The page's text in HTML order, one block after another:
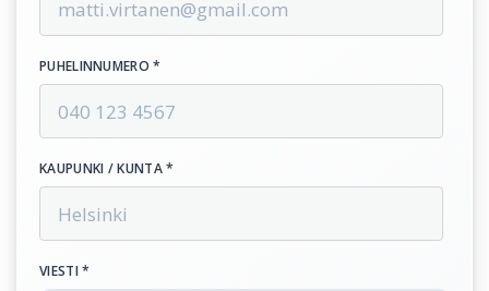
PUHELINNUMERO *
KAUPUNKI / KUNTA *
VIESTI *